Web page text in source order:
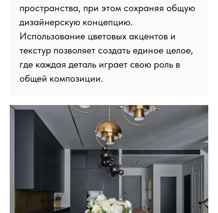
пространства, при этом сохраняя общую
дизайнерскую концепцию.
Использование цветовых акцентов и
текстур позволяет создать единое целое,
где каждая деталь играет свою роль в
общей композиции.